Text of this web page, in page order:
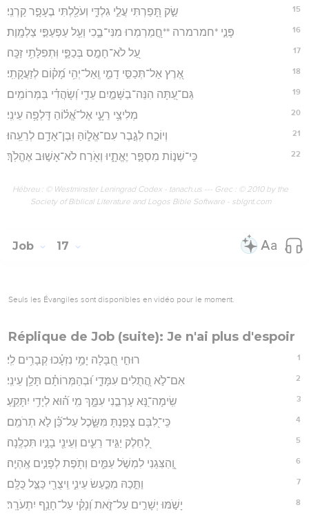
15 שַׂ֣ק תָּ֭פַרְתִּי עֲלֵ֣י גִלְדִּ֑י וְעֹלַ֖לְתִּי בֶעָפָ֣ר קַרְנִֽי׃
16 פָּנַ֣י *חמרמרה **חֳ֭מַרְמְרוּ מִנִּי־בֶ֑כִי וְעַ֖ל עַפְעַפַּ֣י צַלְמָֽוֶת׃
17 עַ֭ל לֹא־חָמָ֣ס בְּכַפָּ֑י וּֽתְפִלָּתִ֥י זַכָּֽה׃
18 אֶ֭רֶץ אַל־תְּכַסִּ֣י דָמִ֑י וְֽאַל־יְהִ֥י מָ֝ק֗וֹם לְזַעֲקָתִֽי׃
19 גַּם־עַ֭תָּה הִנֵּה־בַשָּׁמַ֣יִם עֵדִ֑י וְ֝שָׂהֲדִ֗י בַּמְּרוֹמִֽים׃
20 מְלִיצַ֥י רֵעָ֑י אֶל־אֱ֝ל֗וֹהַ דָּלְפָ֥ה עֵינִֽי׃
21 וְיוֹכַ֣ח לְגֶ֣בֶר עִם־אֱל֑וֹהַּ וּֽבֶן־אָדָ֥ם לְרֵעֵֽהוּ׃
22 כִּֽי־שְׁנ֣וֹת מִסְפָּ֣ר יֶאֱתָ֑יוּ וְאֹ֖רַח לֹא־אָשׁ֣וּב אֶהֱלֹֽךְ׃
Hébreu : © Westminster Leningrad Codex - tanach.us --- Grec : © 2010 by the
Society of Biblical Literature and Logos Bible Software - sblgnt.com
Job 17
Seuls les Évangiles sont disponibles en vidéo pour le moment.
Réplique de Job (suite): Je n'ai plus d'espoir
1 רוּחִ֣י חֻ֭בָּלָה יָמַ֥י נִזְעָ֗כוּ קְבָרִ֥ים לִֽי׃
2 אִם־לֹ֣א הֲ֭תֻלִים עִמָּדִ֑י וּ֝בְהַמְּרוֹתָ֗ם תָּלַ֥ן עֵינִֽי׃
3 שִֽׂימָה־נָּ֭א עָרְבֵ֣נִי עִמָּ֑ךְ מִֽי ה֝֗וּא לְיָדִ֥י יִתָּקֵֽעַ׃
4 כִּֽי־לִ֭בָּם צָפַ֣נְתָּ מִּשָּׂ֑כֶל עַל־כֵּ֝֗ן לֹ֣א תְרֹמֵֽם׃
5 לְ֭חֵלֶק יַגִּ֣יד רֵעִ֑ים וְעֵינֵ֖י בָנָ֣יו תִּכְלֶֽנָה׃
6 וְֽ֭הִצִּגַנִי לִמְשֹׁ֣ל עַמִּ֑ים וְתֹ֖פֶת לְפָנִ֣ים אֶֽהְיֶֽה׃
7 וַתֵּ֣כַהּ מִכַּ֣עַשׂ עֵינִ֑י וִֽיצֻרַ֖י כַּצֵּ֣ל כֻּלָּֽם׃
8 יָשֹׁ֣מּוּ יְשָׁרִ֣ים עַל־זֹ֑את וְ֝נָקִ֗י עַל־חָנֵ֥ף יִתְעֹרָֽר׃